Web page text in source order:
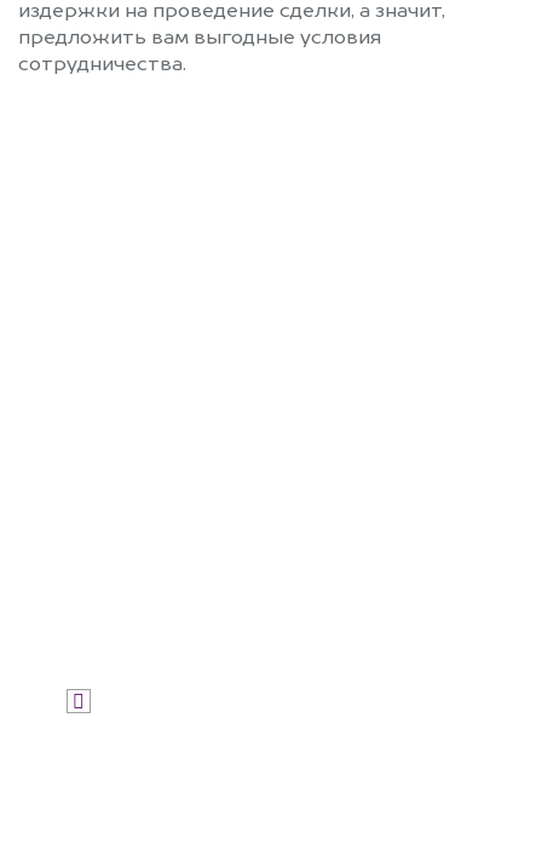
издержки на проведение сделки, а значит,
предложить вам выгодные условия
сотрудничества.